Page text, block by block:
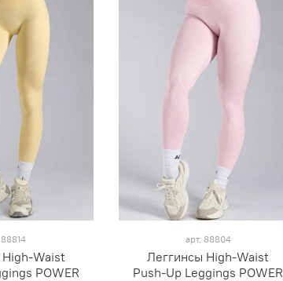
88814
Waist
POWER
арт. 88804
Леггинсы High-Waist
Push-Up Leggings POWER